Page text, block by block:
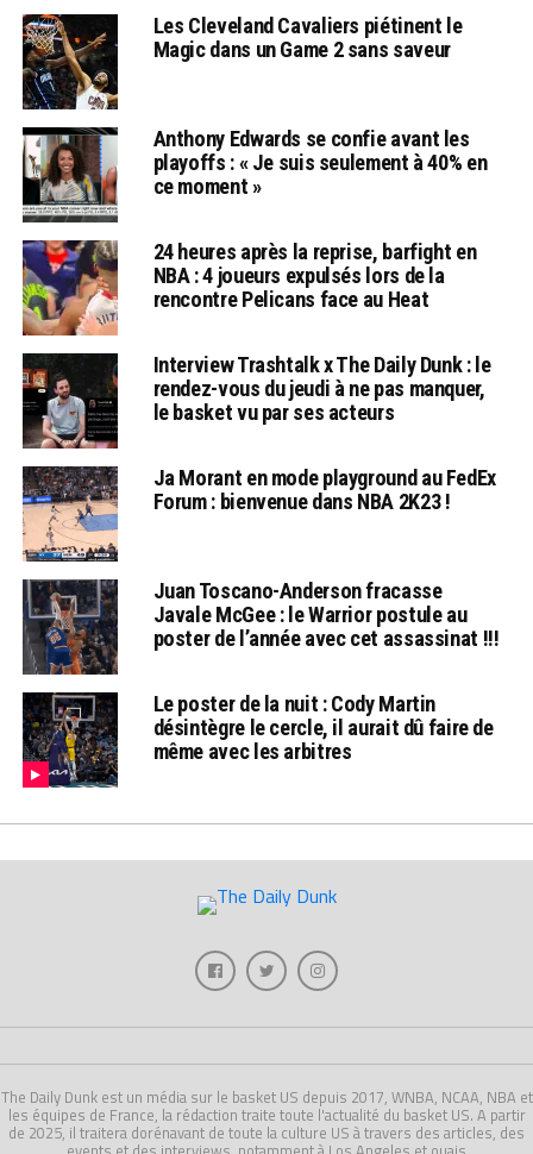
Les Cleveland Cavaliers piétinent le
Magic dans un Game 2 sans saveur
Anthony Edwards se confie avant les
playoffs : « Je suis seulement à 40% en
ce moment »
24 heures après la reprise, barfight en
NBA : 4 joueurs expulsés lors de la
rencontre Pelicans face au Heat
Interview Trashtalk x The Daily Dunk : le
rendez-vous du jeudi à ne pas manquer,
le basket vu par ses acteurs
Ja Morant en mode playground au FedEx
Forum : bienvenue dans NBA 2K23 !
Juan Toscano-Anderson fracasse
Javale McGee : le Warrior postule au
poster de l’année avec cet assassinat !!!
Le poster de la nuit : Cody Martin
désintègre le cercle, il aurait dû faire de
même avec les arbitres
The Daily Dunk est un média sur le basket US depuis 2017, WNBA, NCAA, NBA et
les équipes de France, la rédaction traite toute l'actualité du basket US. A partir
de 2025, il traitera dorénavant de toute la culture US à travers des articles, des